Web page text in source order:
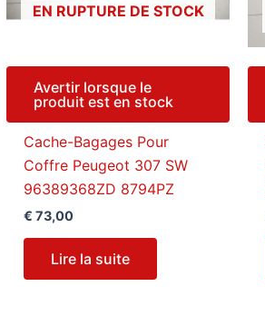
EN RUPTURE DE STOCK
Avertir lorsque le
produit est en stock
Cache-Bagages Pour
Coffre Peugeot 307 SW
96389368ZD 8794PZ
€ 73,00
Lire la suite